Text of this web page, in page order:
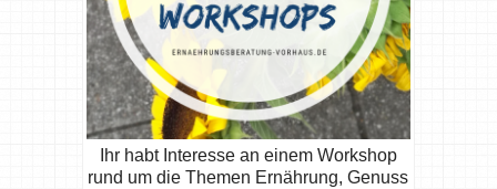
Ihr habt Interesse an einem Workshop
rund um die Themen Ernährung, Genuss